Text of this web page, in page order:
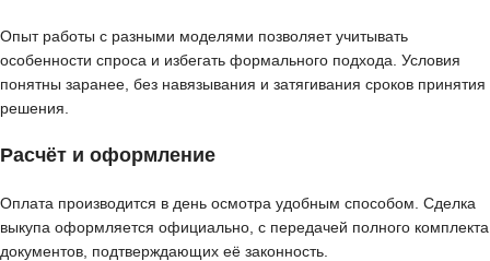
Опыт работы с разными моделями позволяет учитывать
особенности спроса и избегать формального подхода. Условия
понятны заранее, без навязывания и затягивания сроков принятия
решения.
Расчёт и оформление
Оплата производится в день осмотра удобным способом. Сделка
выкупа оформляется официально, с передачей полного комплекта
документов, подтверждающих её законность.